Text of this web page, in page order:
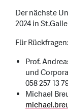
Der nächste
2024 in
Für Rückfragen:
Prof.
und
058 257 13
Michael